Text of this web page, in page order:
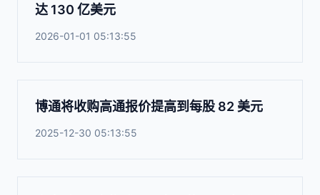
达 130 亿美元
2026-01-01 05:13:55
博通将收购高通报价提高到每股 82 美元
2025-12-30 05:13:55